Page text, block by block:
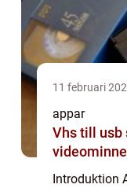
11 februari
appar
Vhs till usb så räddar du dina gamla
Introduktion